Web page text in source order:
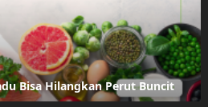
Bisa Hilangkan Perut Buncit